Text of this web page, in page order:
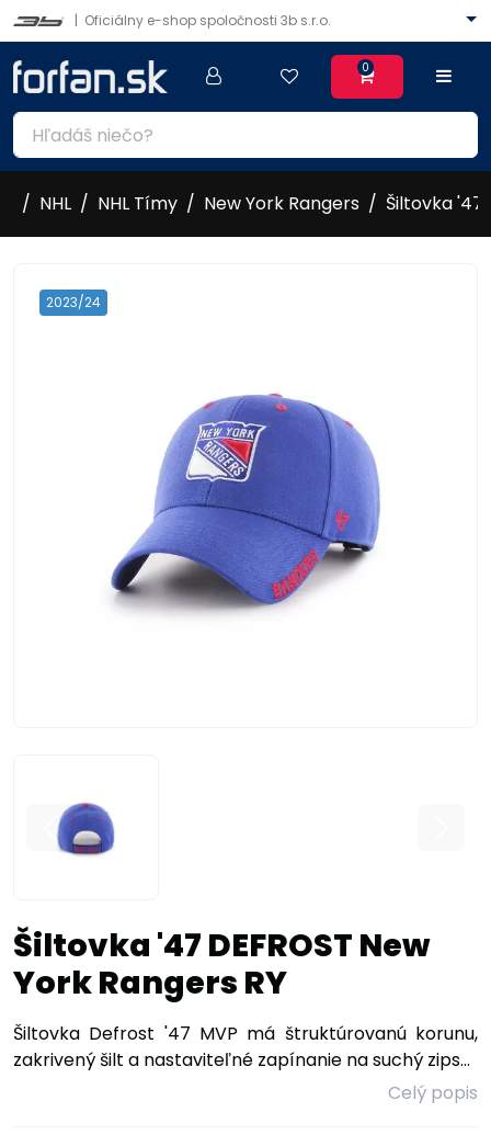
| Oficiálny e-shop spoločnosti 3b s.r.o.
0
NHL NHL Tímy New York Rangers Šiltovka '47
2023/24
Šiltovka '47 DEFROST New
York Rangers RY
Šiltovka Defrost '47 MVP má štruktúrovanú korunu,
zakrivený šilt a nastaviteľné zapínanie na suchý zips...
Celý popis